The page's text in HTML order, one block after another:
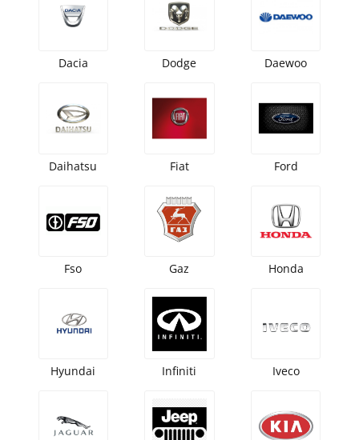
Dacia Dodge Daewoo
Daihatsu Fiat Ford
Fso Gaz Honda
Hyundai Infiniti Iveco